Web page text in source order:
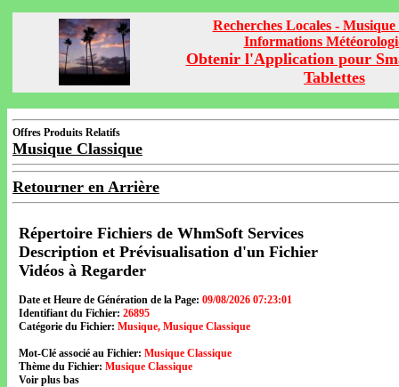
Recherches Locales - Musique
Informations
Obtenir l'Application pour
Tablettes
Offres Produits Relatifs
Musique Classique
Retourner en Arrière
Répertoire Fichiers de WhmSoft Services
Description et Prévisualisation d'un Fichier
Vidéos à Regarder
Date et Heure de Génération de la Page: 09/08/2026 07:23:01
Identifiant du Fichier: 26895
Catégorie du Fichier: Musique, Musique Classique
Mot-Clé associé au Fichier: Musique Classique
Thème du Fichier: Musique Classique
Voir plus bas